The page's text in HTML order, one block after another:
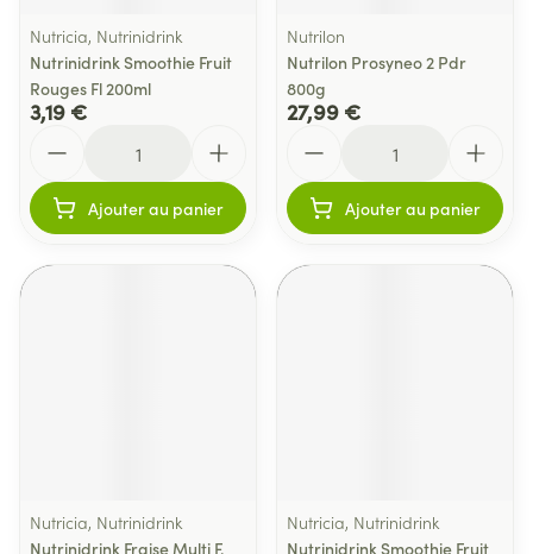
Nutricia, Nutrinidrink
Nutrinidrink Smoothie Fruit
Rouges Fl 200ml
3,19 €
Ajouter au panier
Nutrilon
Nutrilon Prosyneo 2 Pdr
800g
27,99 €
Ajouter au panier
Nutricia, Nutrinidrink
Nutrinidrink Fraise Multi F.
Nutricia, Nutrinidrink
Nutrinidrink Smoothie Fruit